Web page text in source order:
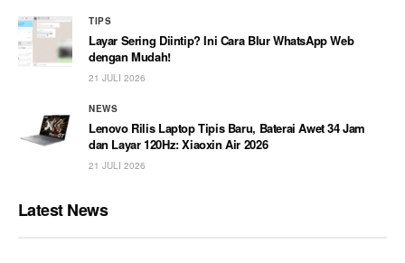
TIPS
Layar Sering Diintip? Ini Cara Blur WhatsApp Web
dengan Mudah!
21 JULI 2026
NEWS
Lenovo Rilis Laptop Tipis Baru, Baterai Awet 34 Jam
dan Layar 120Hz: Xiaoxin Air 2026
21 JULI 2026
Latest News